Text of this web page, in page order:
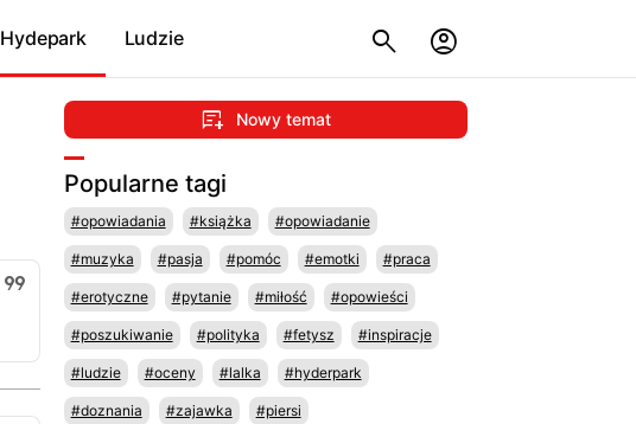
Hydepark Ludzie
Nowy temat
Popularne tagi
#opowiadania #książka #opowiadanie
#muzyka #pasja #pomóc #emotki #praca
#erotyczne #pytanie #miłość #opowieści
#poszukiwanie #polityka #fetysz #inspiracje
#ludzie #oceny #lalka #hyderpark
#doznania #zajawka #piersi